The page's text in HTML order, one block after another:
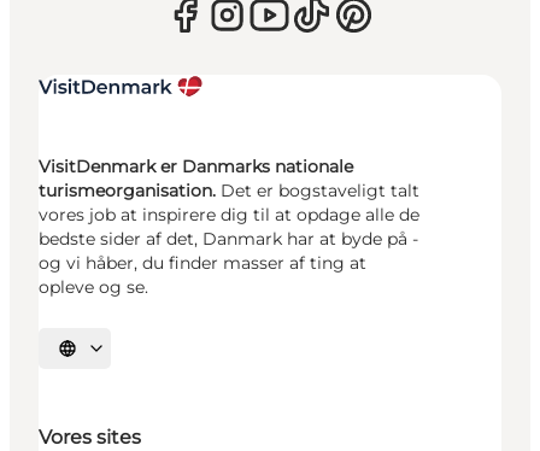
VisitDenmark er Danmarks nationale
turismeorganisation. Det er bogstaveligt talt
vores job at inspirere dig til at opdage alle de
bedste sider af det, Danmark har at byde på -
og vi håber, du finder masser af ting at
opleve og se.
Vælg sprog
Vores sites